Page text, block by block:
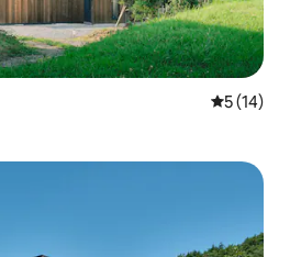
平均评分
5 (14)